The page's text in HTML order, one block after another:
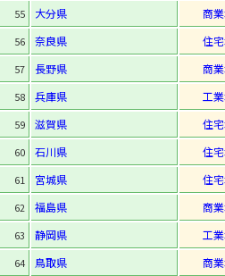
55 大分県 商
56 奈良県 住
57 長野県 商
58 兵庫県 工
59 滋賀県 住
60 石川県 住
61 宮城県 住
62 福島県 商
63 静岡県 工
64 鳥取県 商